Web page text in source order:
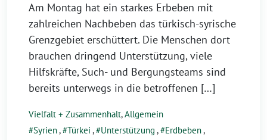
Am Montag hat ein starkes Erbeben mit
zahlreichen Nachbeben das türkisch-syrische
Grenzgebiet erschüttert. Die Menschen dort
brauchen dringend Unterstützung, viele
Hilfskräfte, Such- und Bergungsteams sind
bereits unterwegs in die betroffenen […]
Vielfalt + Zusammenhalt,Allgemein
Syrien, Türkei , Unterstützung , Erdbeben,